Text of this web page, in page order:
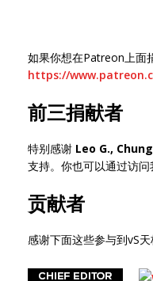
如果你想在Patreon上面
https://
前三捐献者
特别感谢 Leo G.,
支持。你也可以通过访
贡献者
感谢下面这些参与到vS